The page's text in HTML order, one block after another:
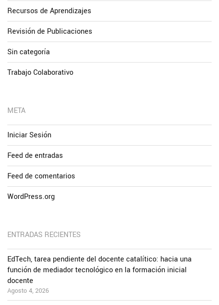
Recursos de Aprendizajes
Revisión de Publicaciones
Sin categoría
Trabajo Colaborativo
META
Iniciar Sesión
Feed de entradas
Feed de comentarios
WordPress.org
ENTRADAS RECIENTES
EdTech, tarea pendiente del docente catalítico: hacia una
función de mediador tecnológico en la formación inicial
docente
Agosto 4, 2026